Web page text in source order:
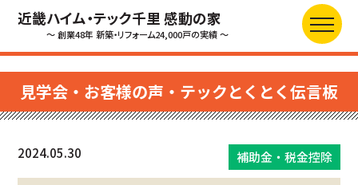
近畿ハイム・テック千里 感動の家
～ 創業48年 新築・リフォーム24,000戸の実績 ～
見学会・お客様の声・テックとくとく伝言板
2024.05.30 補助金・税金控除